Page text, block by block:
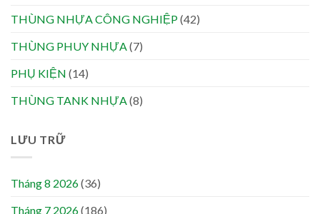
THÙNG NHỰA CÔNG NGHIỆP(42)
THÙNG PHUY NHỰA(7)
PHỤ KIỆN (14)
THÙNG TANK NHỰA(8)
LƯU TRỮ
Tháng 8 2026(36)
Tháng 7 2026(186)